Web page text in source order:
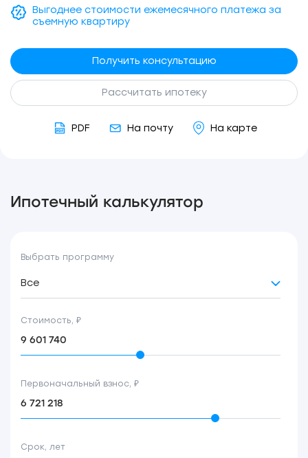
Выгоднее стоимости ежемесячного платежа за
съемную квартиру
Получить консультацию
Рассчитать ипотеку
PDF На почту На карте
Ипотечный калькулятор
Выбрать программу
Все
Стоимость, ₽
Первоначальный взнос, ₽
Срок, лет